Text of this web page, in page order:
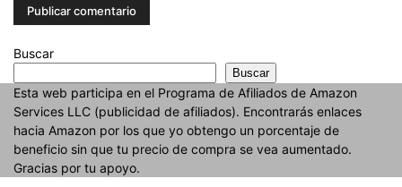
Buscar
Buscar
Esta web participa en el Programa de Afiliados de Amazon
Services LLC (publicidad de afiliados). Encontrarás enlaces
hacia Amazon por los que yo obtengo un porcentaje de
beneficio sin que tu precio de compra se vea aumentado.
Gracias por tu apoyo.